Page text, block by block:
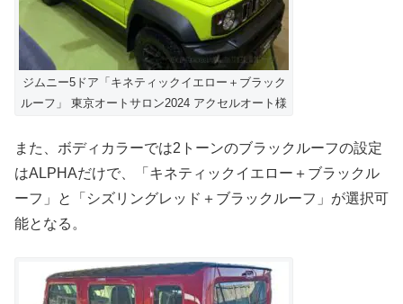
ジムニー5ドア「キネティックイエロー＋ブラック
ルーフ」 東京オートサロン2024 アクセルオート様
また、ボディカラーでは2トーンのブラックルーフの設定
はALPHAだけで、「キネティックイエロー＋ブラックル
ーフ」と「シズリングレッド＋ブラックルーフ」が選択可
能となる。